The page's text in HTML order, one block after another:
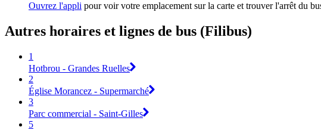
Ouvrez l'appli pour voir votre emplacement sur la carte et trouver l'arrêt du
Autres horaires et lignes de bus (Filibus)
1
Hotbrou - Grandes Ruelles
2
Église Morancez - Supermarché
3
Parc commercial - Saint-Gilles
5